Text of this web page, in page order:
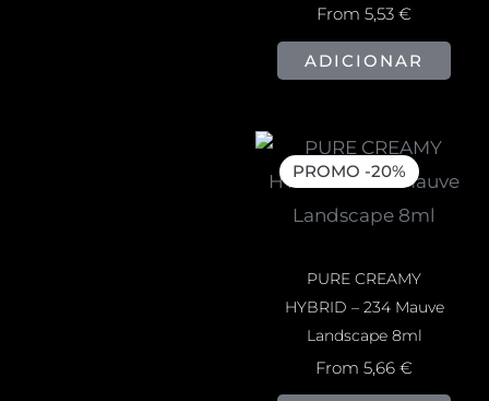
From5,53€
ADICIONAR
PROMO -20%
PURE CREAMY
HYBRID – 234 Mauve
Landscape 8ml
From5,66€